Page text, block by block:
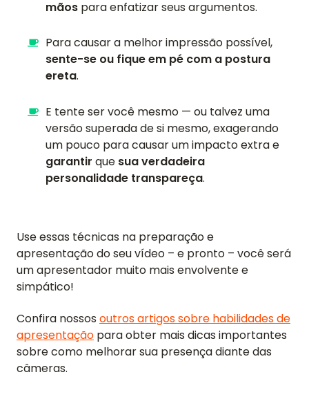
mãos para enfatizar seus argumentos.
Para causar a melhor impressão possível,
sente-se ou fique em pé com a postura
ereta.
E tente ser você mesmo — ou talvez uma
versão superada de si mesmo, exagerando
um pouco para causar um impacto extra e
garantir que sua verdadeira
personalidade transpareça.
Use essas técnicas na preparação e
apresentação do seu vídeo – e pronto – você será
um apresentador muito mais envolvente e
simpático!
Confira nossos outros artigos sobre habilidades de
apresentação para obter mais dicas importantes
sobre como melhorar sua presença diante das
câmeras.